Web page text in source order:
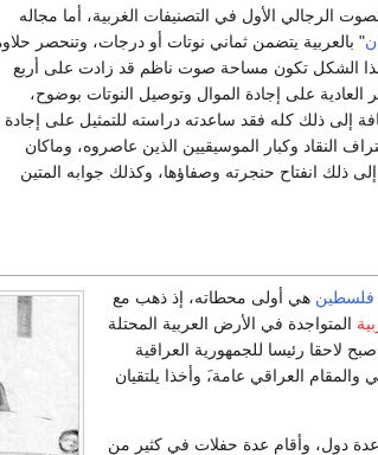
الرجالي الأول في التصنيفات الغربية، أما مجاله
" بالعربية يتضمن ثماني نوتات أو درجات، وتنحصر
الشكل تكون مساحة صوت ناظم قد زادت على أربع
على إجادة الموال وتوصيل النوتات بوضوح،
إلى ذلك كله فقد ساعدته دراسته للتمثيل على إجادة
النقاد وكبار الموسيقيين الذين عاصروه، وماكان
ذلك انفتاح حنجرته وصفاؤها، وكذلك جوابه المتين
فلسطين هي أولى محطاته، إذ ذهب مع
المتواجدة في الأرض العربية المحتلة
لاحقا رئيسا للجمهورية العراقية
العراقي عامة،َ وأخذا يلتقيان
عدة دول، وأقام عدة حفلات في كثير من